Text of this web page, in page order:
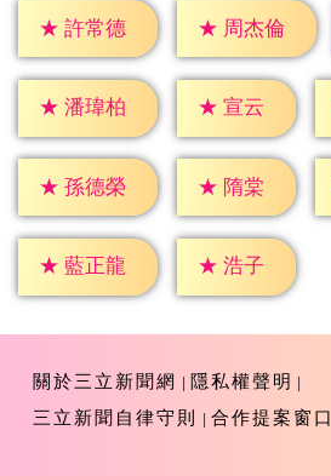
★ 許常德 ★ 周杰倫
★ 潘瑋柏 ★ 宣云
★ 孫德榮 ★ 隋棠
★ 藍正龍 ★ 浩子
關於三立新聞網
隱私權聲明
三立新聞自律守則
合作提案窗口